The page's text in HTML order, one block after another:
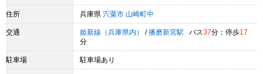
住所 兵庫県 宍粟市 山崎町中
交通 姫新線（兵庫県内） / 播磨新宮駅 バス37分：停歩17
分
駐車場 駐車場あり